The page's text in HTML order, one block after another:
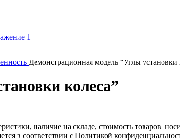
Демонстрационная модель “Углы установки
колеса”
наличие на складе, стоимость товаров,
в соответствии с Политикой